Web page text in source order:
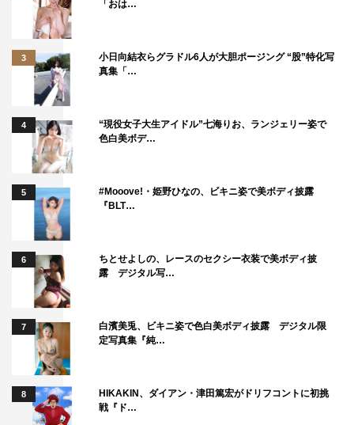
「おは…
3
小日向結衣らグラドル6人が大胆ポージング “股”特化写
真集「…
4
“現役女子大生アイドル”七海りお、ランジェリー姿で
色白美ボデ…
5
#Mooove!・姫野ひなの、ビキニ姿で美ボディ披露
『BLT…
6
ちとせよしの、レースのセクシー衣装で美ボディ披
露 デジタル写…
7
白濱美兎、ビキニ姿で色白美ボディ披露 デジタル限
定写真集『純…
8
HIKAKIN、ダイアン・津田篤宏がドリフコントに初挑
戦『ド…